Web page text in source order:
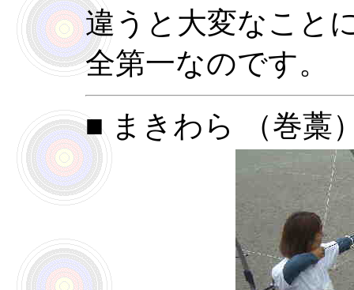
違うと大変なこと
全第一なのです。
■ まきわら （巻藁